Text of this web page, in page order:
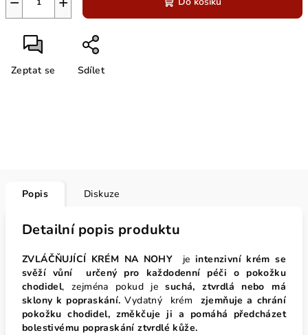
Zeptat se Sdílet
Popis Diskuze
Detailní popis produktu
ZVLÁČŇUJÍCÍ KRÉM NA NOHY je intenzivní krém se
svěží vůní určený pro každodenní péči o pokožku
chodidel, zejména pokud jesuchá, ztvrdlá nebo má
sklony k popraskání. Vydatný krém zjemňuje a chrání
pokožku chodidel, změkčuje ji a pomáhá předcházet
bolestivému popraskání ztvrdlé kůže.